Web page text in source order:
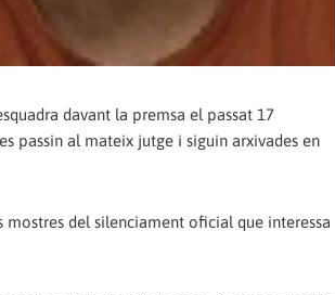
davant la premsa el passat 17
passin al mateix jutge i siguin arxivades en
del silenciament oficial que interessa